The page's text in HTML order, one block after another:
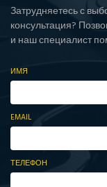
Затрудняетесь с
консультация?
и наш специалист
ИМЯ
EMAIL
ТЕЛЕФОН